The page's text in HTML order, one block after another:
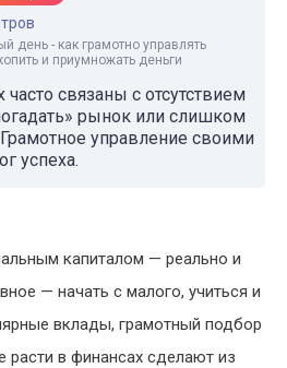
день - как грамотно управлять
и приумножать деньги
связаны с отсутствием
рынок или слишком
управление своими
успеха.
капиталом — реально и
— начать с малого, учиться и
вклады, грамотный подбор
расти в финансах сделают из